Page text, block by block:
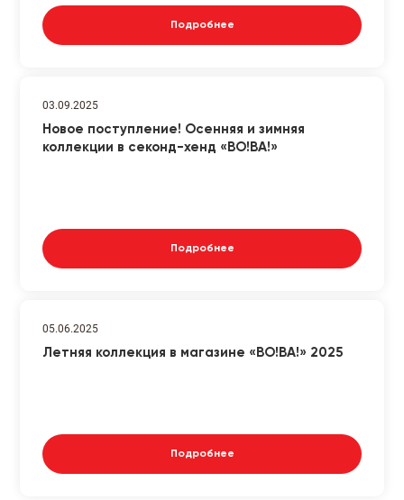
Подробнее
03.09.2025
Новое поступление! Осенняя и зимняя
коллекции в секонд-хенд «ВО!ВА!»
Подробнее
05.06.2025
Летняя коллекция в магазине «ВО!ВА!» 2025
Подробнее